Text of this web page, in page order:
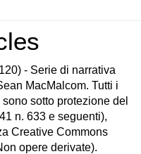
- Serie di narrativa
MacMalcom. Tutti i
sotto protezione del
n. 633 e seguenti),
Creative Commons
opere derivate).